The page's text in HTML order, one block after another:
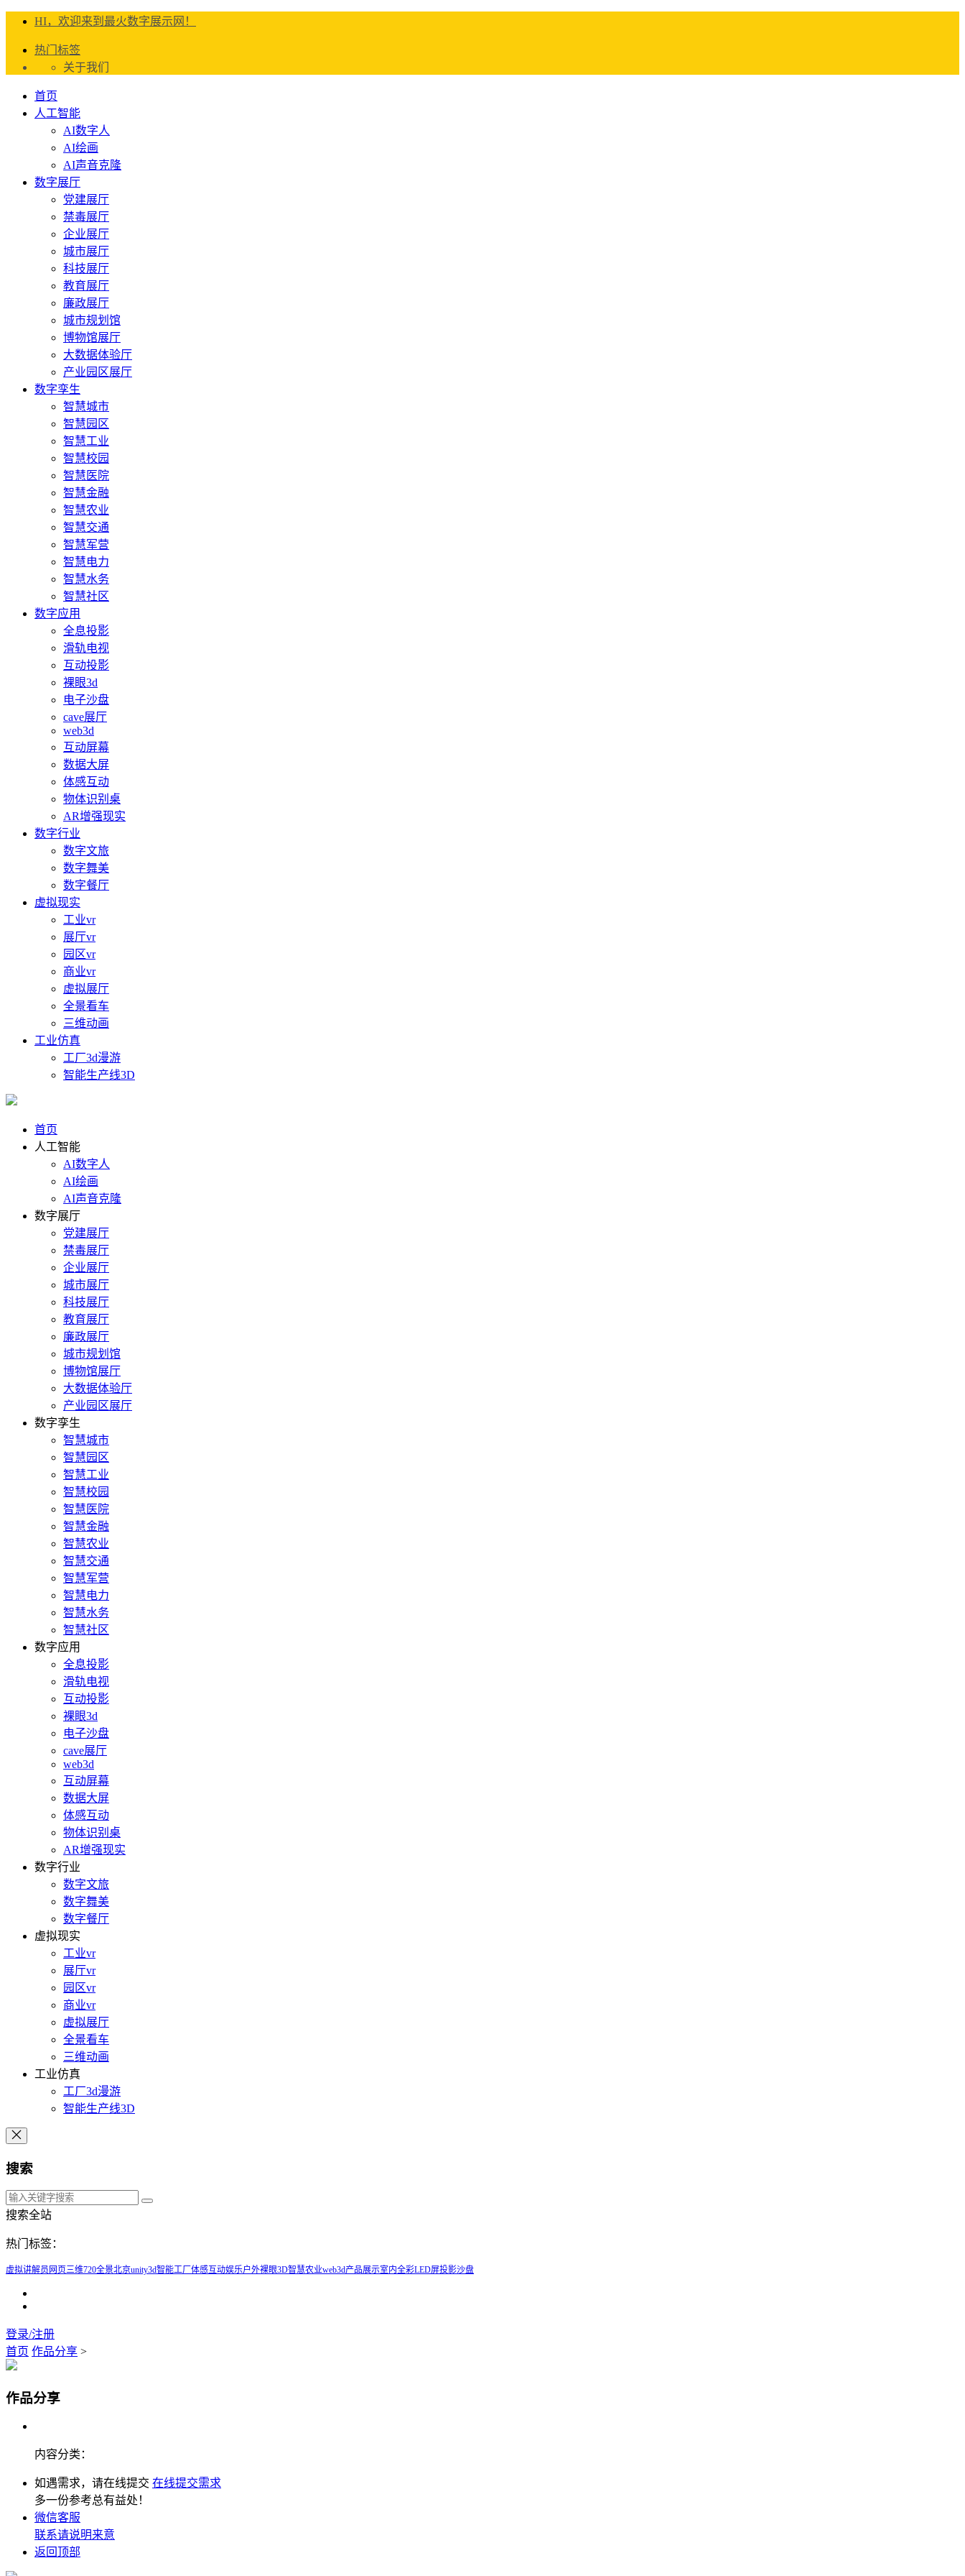
HI，欢迎来到最火数字展示网！
热门标签
关于我们
首页
人工智能
AI数字人
AI绘画
AI声音克隆
数字展厅
党建展厅
禁毒展厅
企业展厅
城市展厅
科技展厅
教育展厅
廉政展厅
城市规划馆
博物馆展厅
大数据体验厅
产业园区展厅
数字孪生
智慧城市
智慧园区
智慧工业
智慧校园
智慧医院
智慧金融
智慧农业
智慧交通
智慧军营
智慧电力
智慧水务
智慧社区
数字应用
全息投影
滑轨电视
互动投影
裸眼3d
电子沙盘
cave展厅
web3d
互动屏幕
数据大屏
体感互动
物体识别桌
AR增强现实
数字行业
数字文旅
数字舞美
数字餐厅
虚拟现实
工业vr
展厅vr
园区vr
商业vr
虚拟展厅
全景看车
三维动画
工业仿真
工厂3d漫游
智能生产线3D
首页
人工智能
AI数字人
AI绘画
AI声音克隆
数字展厅
党建展厅
禁毒展厅
企业展厅
城市展厅
科技展厅
教育展厅
廉政展厅
城市规划馆
博物馆展厅
大数据体验厅
产业园区展厅
数字孪生
智慧城市
智慧园区
智慧工业
智慧校园
智慧医院
智慧金融
智慧农业
智慧交通
智慧军营
智慧电力
智慧水务
智慧社区
数字应用
全息投影
滑轨电视
互动投影
裸眼3d
电子沙盘
cave展厅
web3d
互动屏幕
数据大屏
体感互动
物体识别桌
AR增强现实
数字行业
数字文旅
数字舞美
数字餐厅
虚拟现实
工业vr
展厅vr
园区vr
商业vr
虚拟展厅
全景看车
三维动画
工业仿真
工厂3d漫游
智能生产线3D
搜索
搜索全站
热门标签：
虚拟讲解员 网页三维720全景北京unity3d智能工厂 体感互动娱乐户外裸眼3D智慧农业web3d产品展示室内全彩LED屏投影沙盘
登录/注册
首页 作品分享 >
作品分享
内容分类：
如遇需求，请在线提交 在线提交需求
多一份参考总有益处！
微信客服
联系请说明来意
返回顶部